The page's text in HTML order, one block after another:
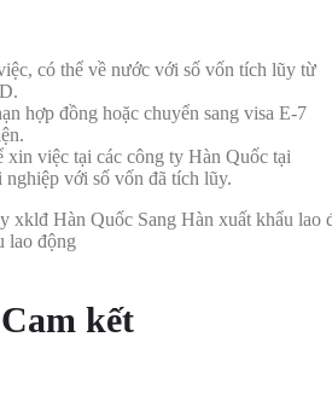
có thể về nước với số vốn tích lũy từ
hợp đồng hoặc chuyển sang visa E-7
xin việc tại các công ty Hàn Quốc tại
với số vốn đã tích lũy.
lao động
kết